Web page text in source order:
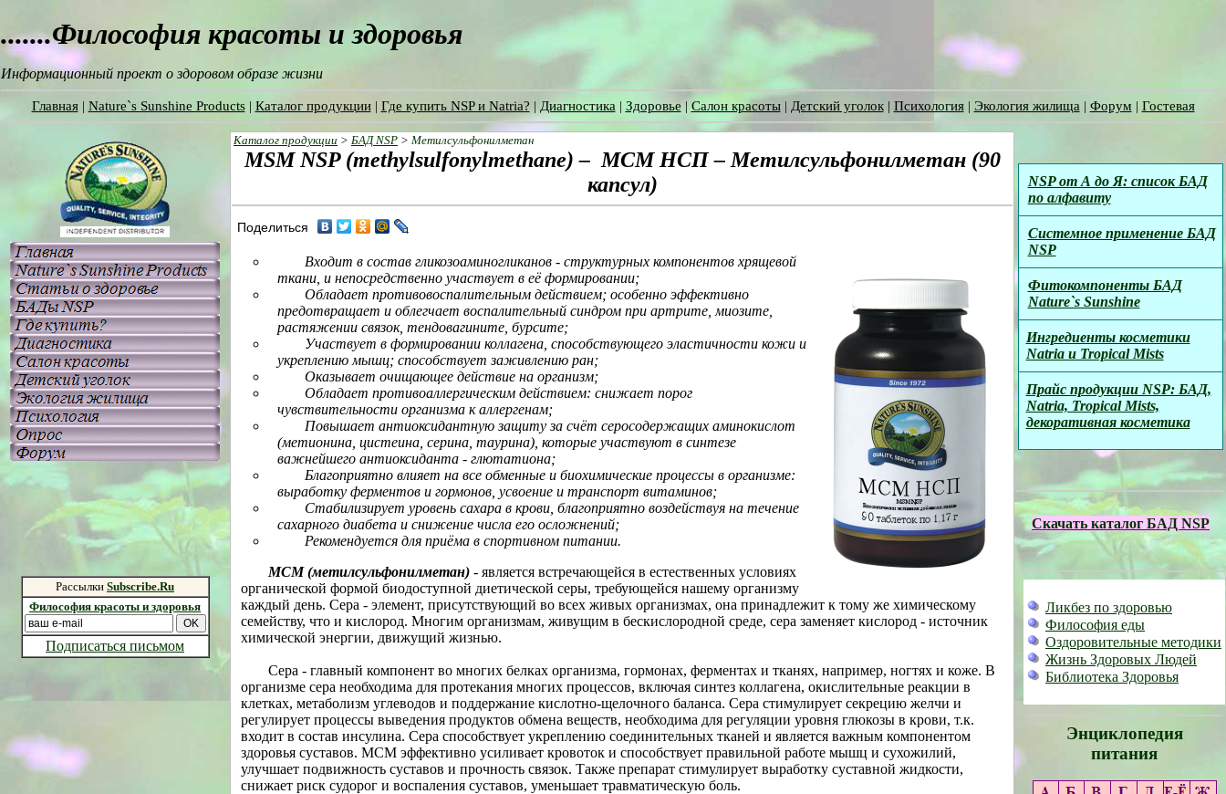
.......Философия красоты и здоровья
Информационный проект о здоровом образе жизни
Главная| Nature`s Sunshine Products| Каталог продукции| Где купить NSP и Natria? | Диагностика | Здоровье| Салон красоты| Детский уголок| Психология| Экология жилища | Форум | Гостевая
Рассылки Subscribe.Ru
Философия красоты и здоровья
Подписаться письмом
Каталог продукции > БАД NSP > Метилсульфонилметан
MSM NSP (methylsulfonylmethane) – МСМ НСП – Метилсульфонилметан (90
капсул)
Поделиться
Входит в состав гликозоаминогликанов - структурных компонентов хрящевой
ткани, и непосредственно участвует в её формировании;
Обладает противовоспалительным действием; особенно эффективно
предотвращает и облегчает воспалительный синдром при артрите, миозите,
растяжении связок, тендовагините, бурсите;
Участвует в формировании коллагена, способствующего эластичности кожи и
укреплению мышц; способствует заживлению ран;
Оказывает очищающее действие на организм;
Обладает противоаллергическим действием: снижает порог
чувствительности организма к аллергенам;
Повышает антиоксидантную защиту за счёт серосодержащих аминокислот
(метионина, цистеина, серина, таурина), которые участвуют в синтезе
важнейшего антиоксиданта - глютатиона;
Благоприятно влияет на все обменные и биохимические процессы в организме:
выработку ферментов и гормонов, усвоение и транспорт витаминов;
Стабилизирует уровень сахара в крови, благоприятно воздействуя на течение
сахарного диабета и снижение числа его осложнений;
Рекомендуется для приёма в спортивном питании.
МСМ (метилсульфонилметан) - является встречающейся в естественных условиях
органической формой биодоступной диетической серы, требующейся нашему организму
каждый день. Сера - элемент, присутствующий во всех живых организмах, она принадлежит к тому же химическому
семейству, что и кислород. Многим организмам, живущим в бескислородной среде, сера заменяет кислород - источник
химической энергии, движущий жизнью.
Сера - главный компонент во многих белках организма, гормонах, ферментах и тканях, например, ногтях и коже. В
организме сера необходима для протекания многих процессов, включая синтез коллагена, окислительные реакции в
клетках, метаболизм углеводов и поддержание кислотно-щелочного баланса. Сера стимулирует секрецию желчи и
регулирует процессы выведения продуктов обмена веществ, необходима для регуляции уровня глюкозы в крови, т.к.
входит в состав инсулина. Сера способствует укреплению соединительных тканей и является важным компонентом
здоровья суставов. МСМ эффективно усиливает кровоток и способствует правильной работе мышц и сухожилий,
улучшает подвижность суставов и прочность связок. Также препарат стимулирует выработку суставной жидкости,
снижает риск судорог и воспаления суставов, уменьшает травматическую боль.
NSP от А до Я: список БАД
по алфавиту
Системное применение БАД
NSP
Фитокомпоненты БАД
Nature`s Sunshine
Ингредиенты косметики
Natria и Tropical Mists
Прайс продукции NSP: БАД,
Natria, Tropical Mists,
декоративная косметика
Скачать каталог БАД NSP
Ликбез по здоровью
Философия еды
Оздоровительные методики
Жизнь Здоровых Людей
Библиотека Здоровья
Энциклопедия
питания